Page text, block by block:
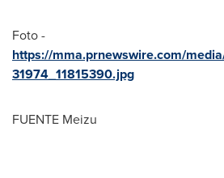
Foto -
https://mma.prnewswire.com/
31974_11815390.jpg
FUENTE Meizu